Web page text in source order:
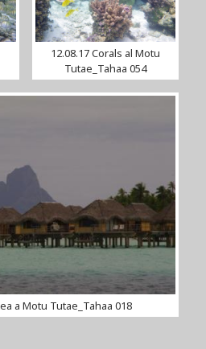
12.08.17 Corals al Motu
Tutae_Tahaa 054
a Motu Tutae_Tahaa 018